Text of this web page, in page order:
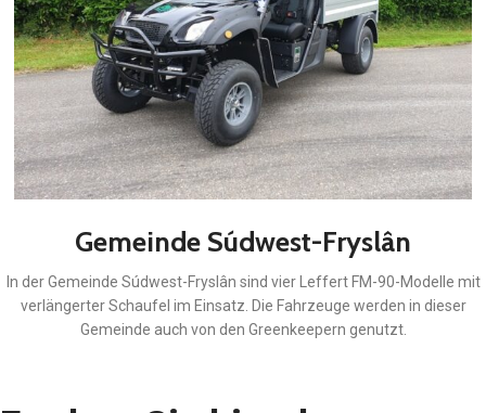
Gemeinde Súdwest-Fryslân
In der Gemeinde Súdwest-Fryslân sind vier Leffert FM-90-Modelle mit
verlängerter Schaufel im Einsatz. Die Fahrzeuge werden in dieser
Gemeinde auch von den Greenkeepern genutzt.